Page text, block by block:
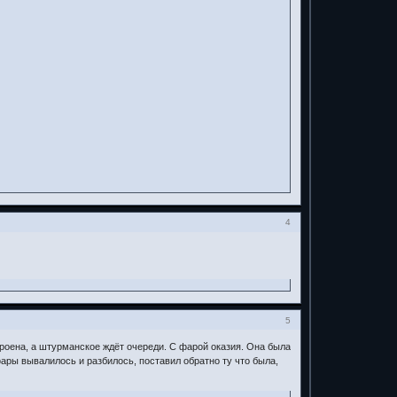
4
5
а штурманское ждёт очереди. С фарой оказия. Она была
вывалилось и разбилось, поставил обратно ту что была,